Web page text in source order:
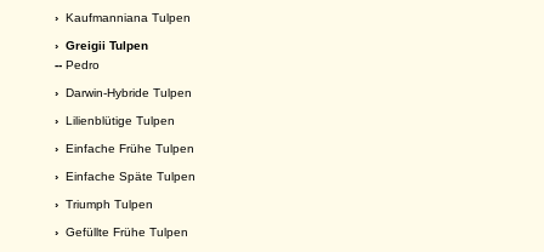
› Kaufmanniana Tulpen
› Greigii Tulpen
-- Pedro
› Darwin-Hybride Tulpen
› Lilienblütige Tulpen
› Einfache Frühe Tulpen
› Einfache Späte Tulpen
› Triumph Tulpen
› Gefüllte Frühe Tulpen